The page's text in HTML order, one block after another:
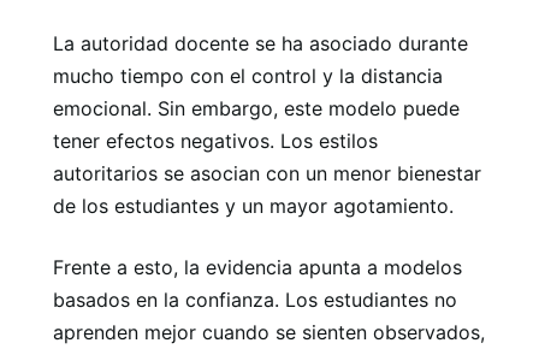
La autoridad docente se ha asociado durante
mucho tiempo con el control y la distancia
emocional. Sin embargo, este modelo puede
tener efectos negativos. Los estilos
autoritarios se asocian con un menor bienestar
de los estudiantes y un mayor agotamiento.
Frente a esto, la evidencia apunta a modelos
basados ​​en la confianza. Los estudiantes no
aprenden mejor cuando se sienten observados,